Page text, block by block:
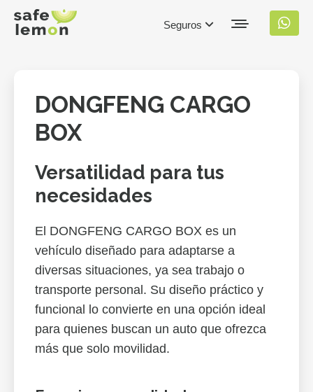
Seguros
DONGFENG CARGO
BOX
Versatilidad para tus
necesidades
El DONGFENG CARGO BOX es un
vehículo diseñado para adaptarse a
diversas situaciones, ya sea trabajo o
transporte personal. Su diseño práctico y
funcional lo convierte en una opción ideal
para quienes buscan un auto que ofrezca
más que solo movilidad.